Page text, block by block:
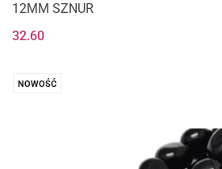
12MM SZNUR
32.60
NOWOŚĆ